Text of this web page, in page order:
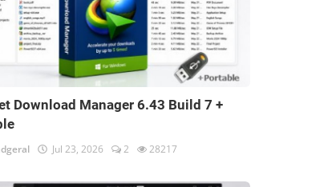
Download Manager 6.43 Build 7 +
Jul 23, 2026 2 28217